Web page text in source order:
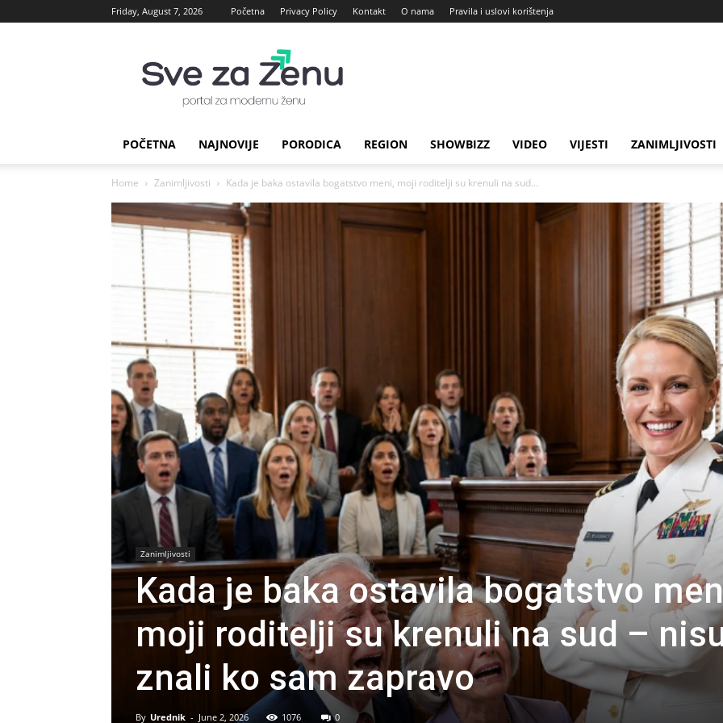
Friday, August 7, 2026 Početna Privacy Policy Kontakt O nama Pravila i uslovi korištenja
za
Zenu
POČETNA NAJNOVIJE PORODICA REGION SHOWBIZZ VIDEO VIJESTI ZANIMLJIVOSTI
Home Zanimljivosti Kada je baka ostavila bogatstvo meni, moji roditelji su krenuli na sud...
Zanimljivosti
Kada je baka ostavila bogatstvo
moji roditelji su krenuli na sud –
znali ko sam zapravo
By Urednik - June 2, 2026 1076 0